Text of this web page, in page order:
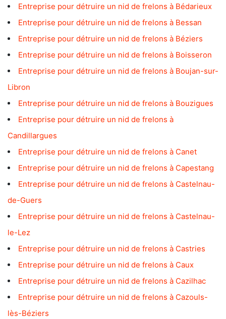
Entreprise pour détruire un nid de frelons à Bédarieux
Entreprise pour détruire un nid de frelons à Bessan
Entreprise pour détruire un nid de frelons à Béziers
Entreprise pour détruire un nid de frelons à Boisseron
Entreprise pour détruire un nid de frelons à Boujan-sur-
Libron
Entreprise pour détruire un nid de frelons à Bouzigues
Entreprise pour détruire un nid de frelons à
Candillargues
Entreprise pour détruire un nid de frelons à Canet
Entreprise pour détruire un nid de frelons à Capestang
Entreprise pour détruire un nid de frelons à Castelnau-
de-Guers
Entreprise pour détruire un nid de frelons à Castelnau-
le-Lez
Entreprise pour détruire un nid de frelons à Castries
Entreprise pour détruire un nid de frelons à Caux
Entreprise pour détruire un nid de frelons à Cazilhac
Entreprise pour détruire un nid de frelons à Cazouls-
lès-Béziers